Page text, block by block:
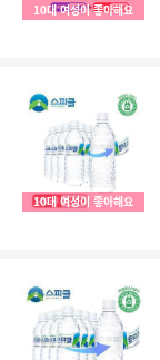
10대 여성이 좋아해요
10대 여성이 좋아해요